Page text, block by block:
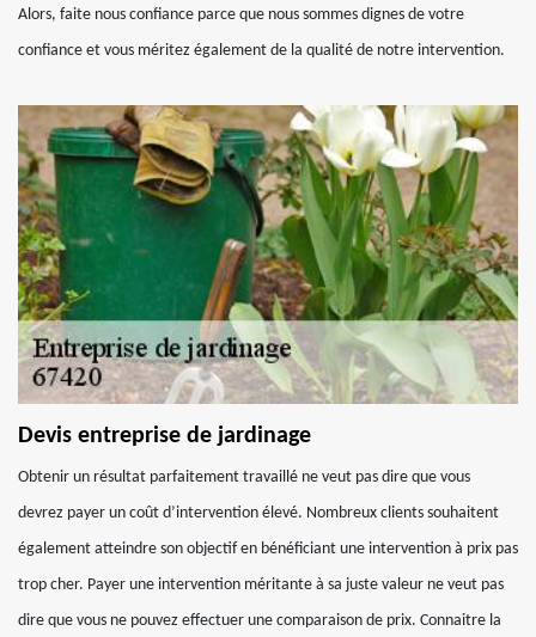
Alors, faite nous confiance parce que nous sommes dignes de votre
confiance et vous méritez également de la qualité de notre intervention.
Devis entreprise de jardinage
Obtenir un résultat parfaitement travaillé ne veut pas dire que vous
devrez payer un coût d’intervention élevé. Nombreux clients souhaitent
également atteindre son objectif en bénéficiant une intervention à prix pas
trop cher. Payer une intervention méritante à sa juste valeur ne veut pas
dire que vous ne pouvez effectuer une comparaison de prix. Connaitre la